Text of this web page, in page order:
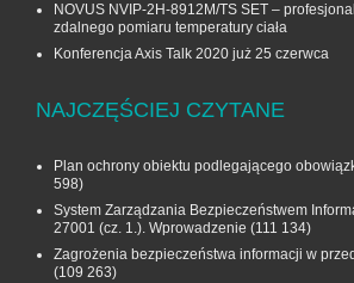
NOVUS NVIP-2H-8912M/TS SET –
zdalnego pomiaru temperatury ciała
Konferencja Axis Talk 2020 już 25 czerwca
NAJCZĘŚCIEJ CZYTANE
Plan ochrony obiektu podlegającego
598)
System Zarządzania Bezpieczeństwem
27001 (cz. 1.). Wprowadzenie (111 134)
Zagrożenia bezpieczeństwa informacji w
(109 263)